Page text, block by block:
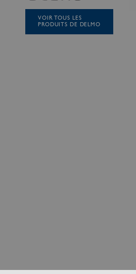
VOIR TOUS LES
PRODUITS DE DELMO